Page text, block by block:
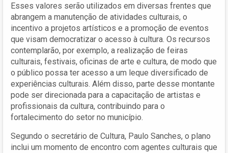
Esses valores serão utilizados em diversas frentes que
abrangem a manutenção de atividades culturais, o
incentivo a projetos artísticos e a promoção de eventos
que visam democratizar o acesso à cultura. Os recursos
contemplarão, por exemplo, a realização de feiras
culturais, festivais, oficinas de arte e cultura, de modo que
o público possa ter acesso a um leque diversificado de
experiências culturais. Além disso, parte desse montante
pode ser direcionada para a capacitação de artistas e
profissionais da cultura, contribuindo para o
fortalecimento do setor no município.
Segundo o secretário de Cultura, Paulo Sanches, o plano
inclui um momento de encontro com agentes culturais que